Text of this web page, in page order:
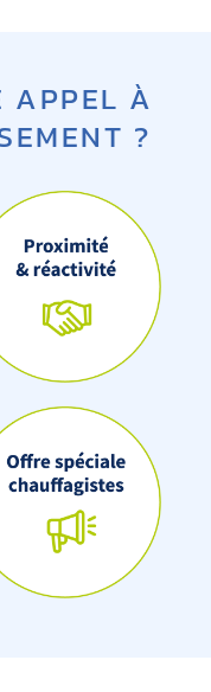
APPEL À
?